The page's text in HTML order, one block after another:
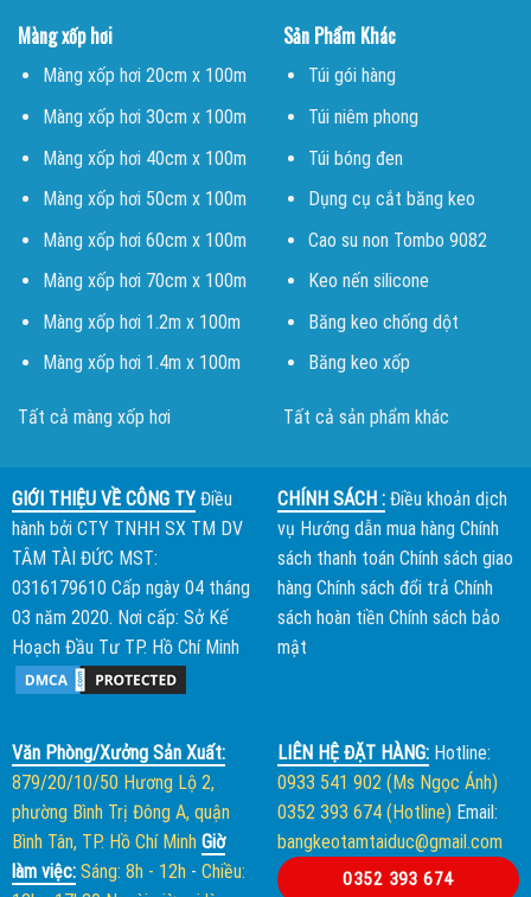
Màng xốp hơi
Màng xốp hơi 20cm x 100m
Màng xốp hơi 30cm x 100m
Màng xốp hơi 40cm x 100m
Màng xốp hơi 50cm x 100m
Màng xốp hơi 60cm x 100m
Màng xốp hơi 70cm x 100m
Màng xốp hơi 1.2m x 100m
Màng xốp hơi 1.4m x 100m
Tất cả màng xốp hơi
Sản Phẩm Khác
Túi gói hàng
Túi niêm phong
Túi bóng đen
Dụng cụ cắt băng keo
Cao su non Tombo 9082
Keo nến silicone
Băng keo chống dột
Băng keo xốp
Tất cả sản phẩm khác
GIỚI THIỆU VỀ CÔNG TYĐiều
hành bởi CTY TNHH SX TM DV
TÂM TÀI ĐỨC MST:
0316179610 Cấp ngày 04 tháng
03 năm 2020. Nơi cấp: Sở Kế
Hoạch Đầu Tư TP. Hồ Chí Minh
CHÍNH SÁCH : Điều khoản dịch
vụ Hướng dẫn mua hàng Chính
sách thanh toán Chính sách giao
hàng Chính sách đổi trả Chính
sách hoàn tiền Chính sách bảo
mật
Văn Phòng/Xưởng Sản Xuất:
879/20/10/50 Hương Lộ 2,
phường Bình Trị Đông A, quận
Bình Tân, TP. Hồ Chí Minh Giờ
làm việc: Sáng: 8h - 12h- Chiều:
LIÊN HỆ ĐẶT HÀNG:Hotline:
0933 541 902 (Ms Ngọc Ánh)
0352 393 674 (Hotline) Email:
bangkeotamtaiduc@gmail.com
0352 393 674